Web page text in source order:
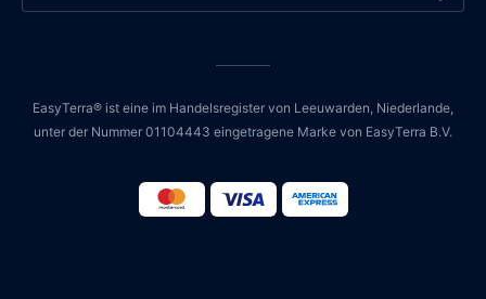
EasyTerra® ist eine im Handelsregister von Leeuwarden, Niederlande,
unter der Nummer 01104443 eingetragene Marke von EasyTerra B.V.